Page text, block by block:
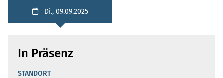
Di., 09.09.2025
In Präsenz
STANDORT